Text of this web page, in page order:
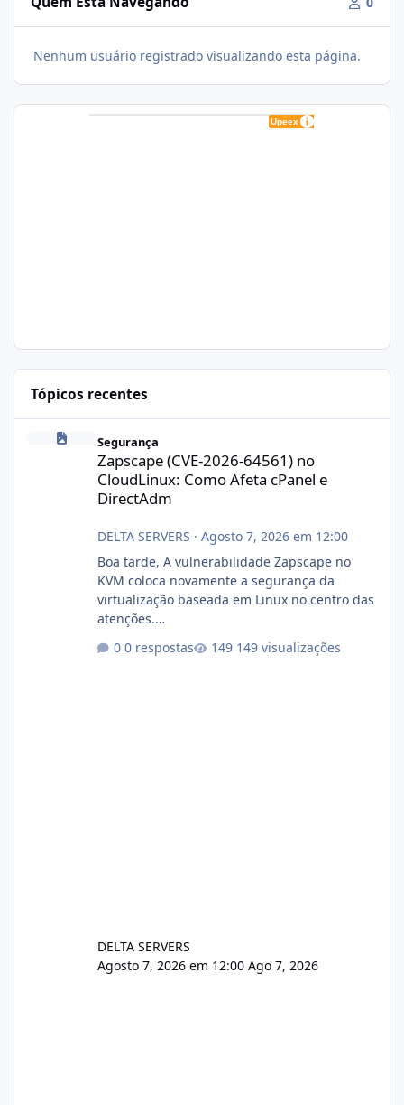
Nenhum usuário registrado visualizando esta página.
Tópicos recentes
Zapscape (CVE-2026-64561) no CloudLinux: Como Afeta cPanel
Segurança
Zapscape (CVE-2026-64561) no
CloudLinux: Como Afeta cPanel e
DirectAdm
DELTA SERVERS · Agosto 7, 2026 em 12:00
Boa tarde, A vulnerabilidade Zapscape no
KVM coloca novamente a segurança da
virtualização baseada em Linux no centro das
atenções.
xjx23zz5f Criamos uma breve explicação:
0 respostas 149 visualizações
DELTA SERVERS
Agosto 7, 2026 em 12:00 Ago 7, 2026